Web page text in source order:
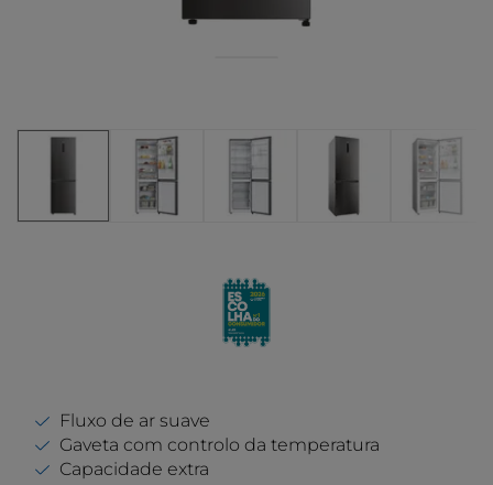
Fluxo de ar suave
Gaveta com controlo da temperatura
Capacidade extra